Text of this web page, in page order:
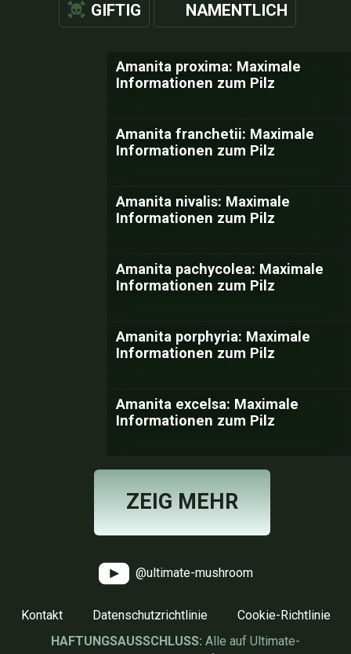
GIFTIG NAMENTLICH
Amanita proxima: Maximale
Informationen zum Pilz
Amanita franchetii: Maximale
Informationen zum Pilz
Amanita nivalis: Maximale
Informationen zum Pilz
Amanita pachycolea: Maximale
Informationen zum Pilz
Amanita porphyria: Maximale
Informationen zum Pilz
Amanita excelsa: Maximale
Informationen zum Pilz
ZEIG MEHR
@ultimate-mushroom
Kontakt Datenschutzrichtlinie
Cookie-Richtlinie
HAFTUNGSAUSSCHLUSS: Alle auf Ultimate-